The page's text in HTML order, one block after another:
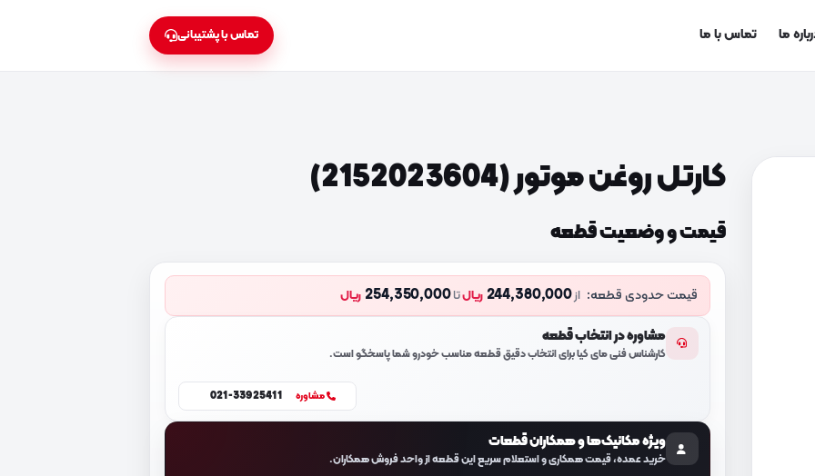
ما تماس با ما تماس با پشتیبانی
کارتل روغن موتور (2152023604)
قیمت و وضعیت قطعه
قیمت حدودی قطعه: از244,380,000 ریالتا254,350,000 ریال
مشاوره در انتخاب قطعه
کارشناس فنی مای کیا برای انتخاب دقیق قطعه مناسب خودرو شما پاسخگو است.
مشاوره 021-33925411
ویژه مکانیک‌ها و همکاران قطعات
خرید عمده، قیمت همکاری و استعلام سریع این قطعه از واحد فروش همکاران.